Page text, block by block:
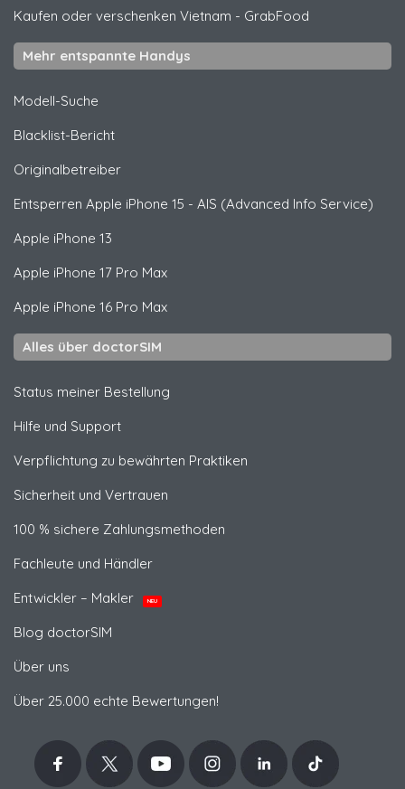
Kaufen oder verschenken Vietnam - GrabFood
Mehr entspannte Handys
Modell-Suche
Blacklist-Bericht
Originalbetreiber
Entsperren Apple iPhone 15 - AIS (Advanced Info Service)
Apple iPhone 13
Apple iPhone 17 Pro Max
Apple iPhone 16 Pro Max
Alles über doctorSIM
Status meiner Bestellung
Hilfe und Support
Verpflichtung zu bewährten Praktiken
Sicherheit und Vertrauen
100 % sichere Zahlungsmethoden
Fachleute und Händler
Entwickler – Makler
NEU
Blog doctorSIM
Über uns
Über 25.000 echte Bewertungen!